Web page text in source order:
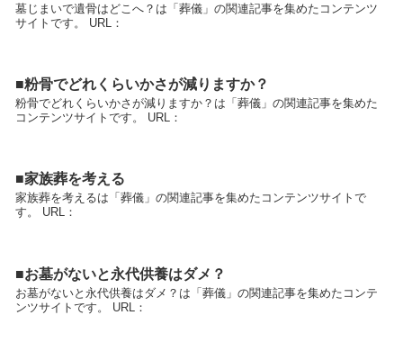
墓じまいで遺骨はどこへ？は「葬儀」の関連記事を集めたコンテンツ
サイトです。 URL：
■粉骨でどれくらいかさが減りますか？
粉骨でどれくらいかさが減りますか？は「葬儀」の関連記事を集めた
コンテンツサイトです。 URL：
■家族葬を考える
家族葬を考えるは「葬儀」の関連記事を集めたコンテンツサイトで
す。 URL：
■お墓がないと永代供養はダメ？
お墓がないと永代供養はダメ？は「葬儀」の関連記事を集めたコンテ
ンツサイトです。 URL：